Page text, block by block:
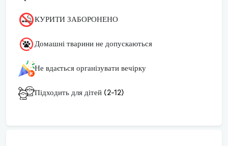
КУРИТИ ЗАБОРОНЕНО
Домашні тварини не допускаються
Не вдається організувати вечірку
Підходить для дітей (2-12)